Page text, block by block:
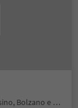
Cologna, San Genesio Atesino, Bolzano e dintorni